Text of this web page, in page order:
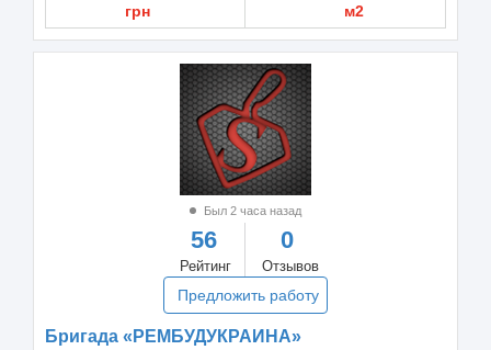
грн м2
Был 2 часа назад
56
Рейтинг
0
Отзывов
Предложить работу
Бригада «РЕМБУДУКРАИНА»